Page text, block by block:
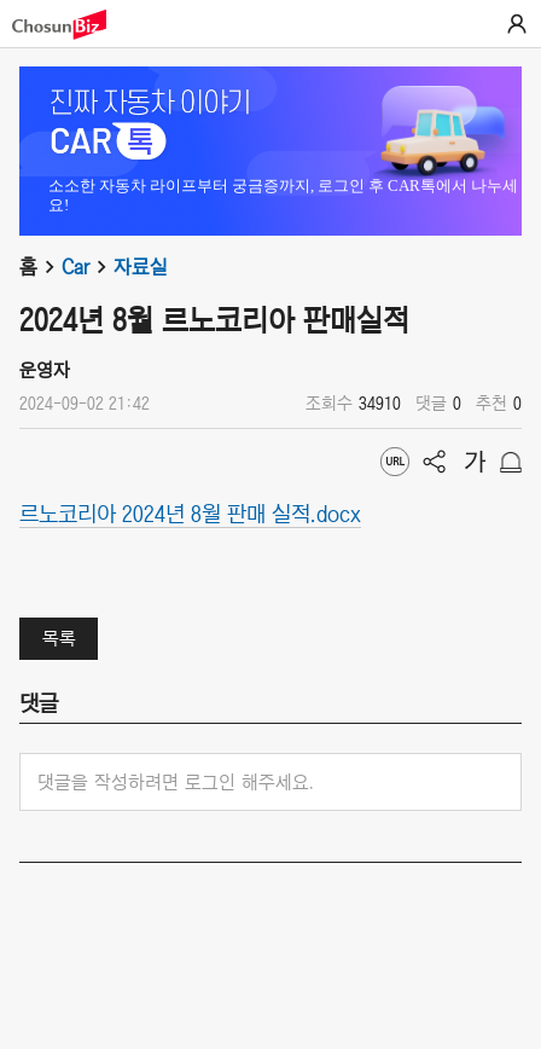
소소한 자동차 라이프부터 궁금증까지, 로그인 후 CAR톡에서 나누세
요!
홈 Car 자료실
2024년 8월 르노코리아 판매실적
운영자
2024-09-02 21:42 조회수 34910 댓글 0 추천 0
르노코리아 2024년 8월 판매 실적.docx
목록
댓글
댓글을 작성하려면 로그인 해주세요.